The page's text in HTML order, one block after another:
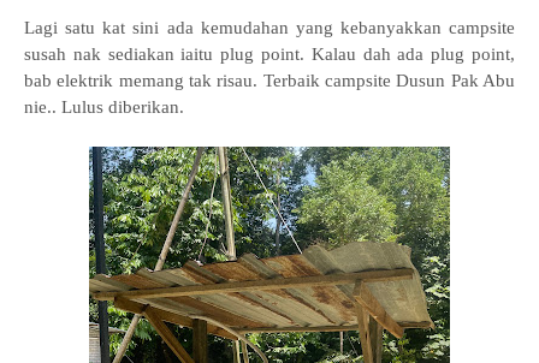
Lagi satu kat sini ada kemudahan yang kebanyakkan campsite
susah nak sediakan iaitu plug point. Kalau dah ada plug point,
bab elektrik memang tak risau. Terbaik campsite Dusun Pak Abu
nie.. Lulus diberikan.